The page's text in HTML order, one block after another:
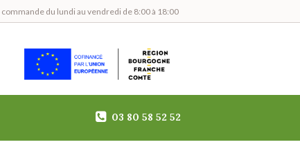
du lundi au vendredi de 8:00 à 18:00
03 80 58 52 52